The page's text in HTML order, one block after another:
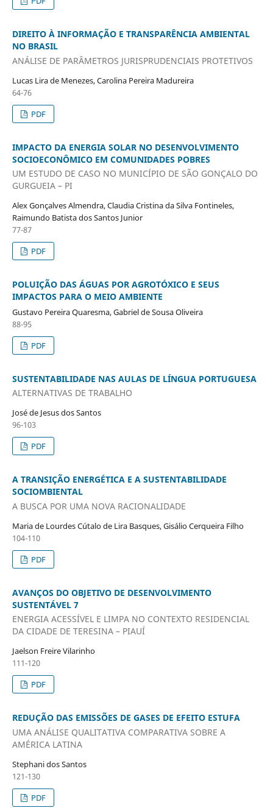
DIREITO À INFORMAÇÃO E TRANSPARÊNCIA AMBIENTAL
NO BRASIL
ANÁLISE DE PARÂMETROS JURISPRUDENCIAIS PROTETIVOS
Lucas Lira de Menezes, Carolina Pereira Madureira
64-76
PDF
IMPACTO DA ENERGIA SOLAR NO DESENVOLVIMENTO
SOCIOECONÔMICO EM COMUNIDADES POBRES
UM ESTUDO DE CASO NO MUNICÍPIO DE SÃO GONÇALO DO
GURGUEIA – PI
Alex Gonçalves Almendra, Claudia Cristina da Silva Fontineles,
Raimundo Batista dos Santos Junior
77-87
PDF
POLUIÇÃO DAS ÁGUAS POR AGROTÓXICO E SEUS
IMPACTOS PARA O MEIO AMBIENTE
Gustavo Pereira Quaresma, Gabriel de Sousa Oliveira
88-95
PDF
SUSTENTABILIDADE NAS AULAS DE LÍNGUA PORTUGUESA
ALTERNATIVAS DE TRABALHO
José de Jesus dos Santos
96-103
PDF
A TRANSIÇÃO ENERGÉTICA E A SUSTENTABILIDADE
SOCIOMBIENTAL
A BUSCA POR UMA NOVA RACIONALIDADE
Maria de Lourdes Cútalo de Lira Basques, Gisálio Cerqueira Filho
104-110
PDF
AVANÇOS DO OBJETIVO DE DESENVOLVIMENTO
SUSTENTÁVEL 7
ENERGIA ACESSÍVEL E LIMPA NO CONTEXTO RESIDENCIAL
DA CIDADE DE TERESINA – PIAUÍ
Jaelson Freire Vilarinho
111-120
PDF
REDUÇÃO DAS EMISSÕES DE GASES DE EFEITO ESTUFA
UMA ANÁLISE QUALITATIVA COMPARATIVA SOBRE A
AMÉRICA LATINA
Stephani dos Santos
121-130
PDF